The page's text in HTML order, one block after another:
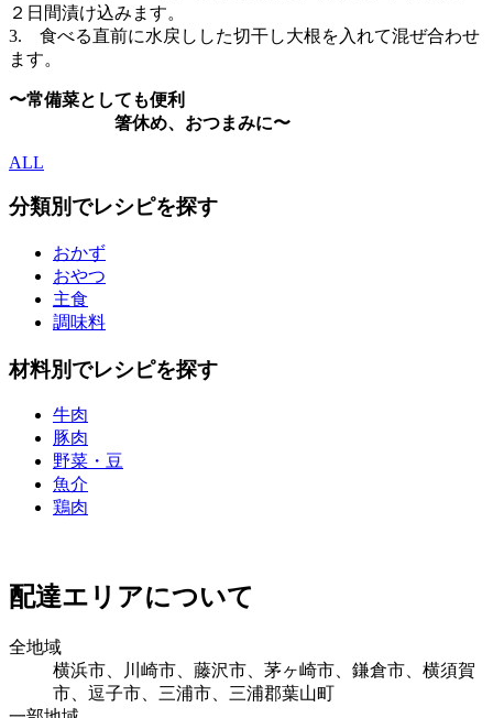
２日間漬け込みます。
3. 食べる直前に水戻しした切干し大根を入れて混ぜ合わせ
ます。
〜常備菜としても便利
箸休め、おつまみに〜
ALL
分類別でレシピを探す
おかず
おやつ
主食
調味料
材料別でレシピを探す
牛肉
豚肉
野菜・豆
魚介
鶏肉
配達エリアについて
全地域
横浜市、川崎市、藤沢市、茅ヶ崎市、鎌倉市、横須賀
市、逗子市、三浦市、三浦郡葉山町